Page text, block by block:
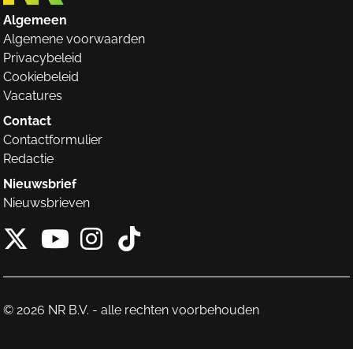
Algemeen
Algemene voorwaarden
Privacybeleid
Cookiebeleid
Vacatures
Contact
Contactformulier
Redactie
Nieuwsbrief
Nieuwsbrieven
X van NieuwRechts
Instagram van
Tiktok van
© 2026 NR B.V. - alle rechten voorbehouden